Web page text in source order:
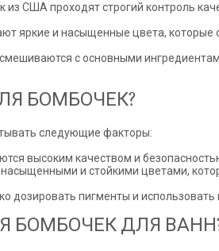
США проходят строгий контроль
яркие и насыщенные цвета, которые
с основными
БОМБОЧЕК?
следующие факторы:
высоким качеством и
и стойкими цветами,
дозировать пигменты и использовать
БОМБОЧЕК ДЛЯ